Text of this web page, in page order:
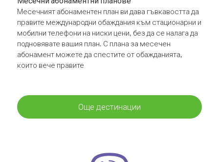
Месечният абонаментен план ви дава гъвкавостта да
правите международни обаждания към стационарни и
мобилни телефони на ниски цени, без да се налага да
подновявате вашия план. С плана за месечен
абонамент можете да спестите от обажданията,
които вече правите
Още дестинации